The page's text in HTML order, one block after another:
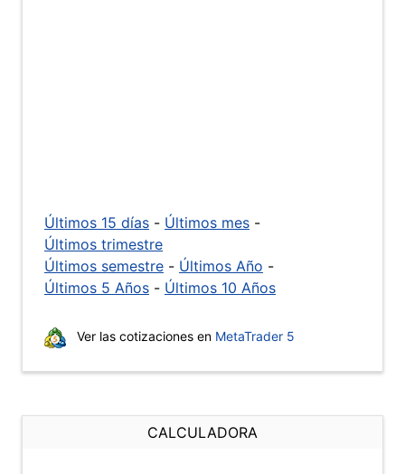
Últimos 15 días - Últimos mes -
Últimos trimestre
Últimos semestre - Últimos Año -
Últimos 5 Años - Últimos 10 Años
Ver las cotizaciones en MetaTrader 5
CALCULADORA